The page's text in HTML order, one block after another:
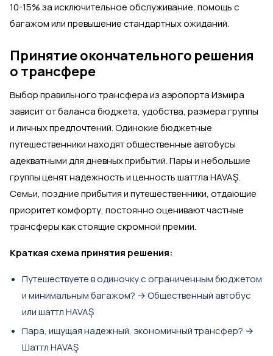
10-15% за исключительное обслуживание, помощь с
багажом или превышение стандартных ожиданий.
Принятие окончательного решения
о трансфере
Выбор правильного трансфера из аэропорта Измира
зависит от баланса бюджета, удобства, размера группы
и личных предпочтений. Одинокие бюджетные
путешественники находят общественные автобусы
адекватными для дневных прибытий. Пары и небольшие
группы ценят надежность и ценность шаттла HAVAŞ.
Семьи, поздние прибытия и путешественники, отдающие
приоритет комфорту, постоянно оценивают частные
трансферы как стоящие скромной премии.
Краткая схема принятия решения:
Путешествуете в одиночку с ограниченным бюджетом
и минимальным багажом? → Общественный автобус
или шаттл HAVAŞ
Пара, ищущая надежный, экономичный трансфер? →
Шаттл HAVAŞ